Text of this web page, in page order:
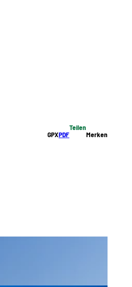
GPXPDF
Teilen
Merken